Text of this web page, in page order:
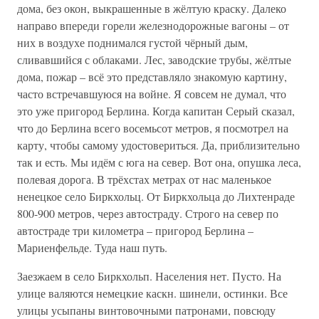
дома, без окон, выкрашенные в жёлтую краску. Далеко
направо впереди горели железнодорожные вагоны – от
них в воздухе поднимался густой чёрный дым,
сливавшийся с облаками. Лес, заводские трубы, жёлтые
дома, пожар – всё это представляло знакомую картину,
часто встречавшуюся на войне. Я совсем не думал, что
это уже пригород Берлина. Когда капитан Серый сказал,
что до Берлина всего восемьсот метров, я посмотрел на
карту, чтобы самому удостовериться. Да, приблизительно
так и есть. Мы идём с юга на север. Вот она, опушка леса,
полевая дорога. В трёхстах метрах от нас маленькое
ненецкое село Биркхольц. От Биркхольца до Лихтенраде
800-900 метров, через автостраду. Строго на север по
автостраде три километра – пригород Берлина –
Мариенфельде. Туда наш путь.
Заезжаем в село Биркхольп. Населения нет. Пусто. На
улице валяются немецкие каскн. шинели, остинки. Все
улицы усыпаны винтовочными патронами, повсюду